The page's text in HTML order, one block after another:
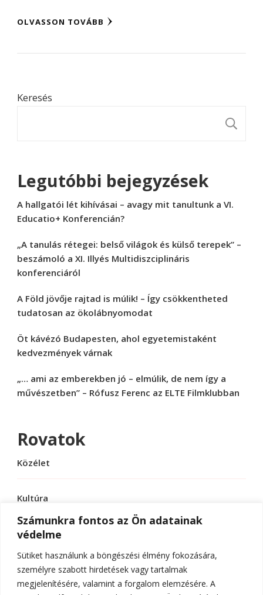
Számunkra fontos az Ön adatainak
védelme
Sütiket használunk a böngészési élmény fokozására,
személyre szabott hirdetések vagy tartalmak
megjelenítésére, valamint a forgalom elemzésére. A
OLVASSON TOVÁBB
Keresés
Legutóbbi bejegyzések
A hallgatói lét kihívásai – avagy mit tanultunk a VI.
Educatio+ Konferencián?
„A tanulás rétegei: belső világok és külső terepek” –
beszámoló a XI. Illyés Multidiszciplináris
konferenciáról
A Föld jövője rajtad is múlik! – Így csökkentheted
tudatosan az ökolábnyomodat
Öt kávézó Budapesten, ahol egyetemistaként
kedvezmények várnak
„… ami az emberekben jó – elmúlik, de nem így a
művészetben” – Rófusz Ferenc az ELTE Filmklubban
Rovatok
Közélet
Kultúra
Sport
Tudomány